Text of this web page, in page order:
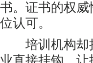
书。证书的权威
位认可。
培训机构却把